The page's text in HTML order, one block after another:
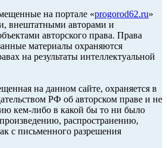
на портале «progorod62.ru»
внештатными авторами и
авторского права. Права
материалы охраняются
на результаты интеллектуальной
на данном сайте, охраняется в
РФ об авторском праве и не
кем-либо в какой бы то ни было
распространению,
с письменного разрешения